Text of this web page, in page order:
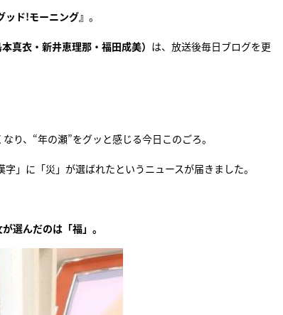
ッド!モーニング』 。
真衣・新井恵理那・福田成美） は、放送後毎日ブログを更
り、“年の瀬”をグッと感じる今日このごろ。
」に「災」が選ばれたというニュースが届きました。
選んだのは「福」。